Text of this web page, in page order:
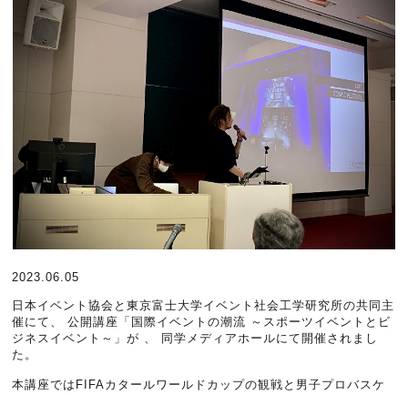
2023.06.05
日本イベント協会と東京富士大学イベント社会工学研究所の共同主
催にて、 公開講座「国際イベントの潮流 ～スポーツイベントとビ
ジネスイベント～」が 、 同学メディアホールにて開催されまし
た。
本講座ではFIFAカタールワールドカップの観戦と男子プロバスケ